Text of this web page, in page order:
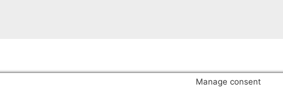
Manage consent